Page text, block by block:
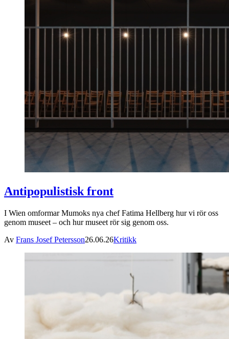
Antipopulistisk front
I Wien omformar Mumoks nya chef Fatima Hellberg hur vi rör oss
genom museet – och hur museet rör sig genom oss.
Av Frans Josef Petersson26.06.26Kritikk